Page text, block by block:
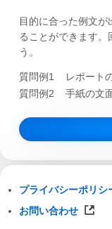
目的に合った例文
ることができます。
う。
質問例1
レポート
質問例2
手紙の文
プライバシーポリシ
お問い合わせ